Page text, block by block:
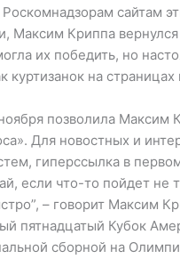
сайтам
Максим Криппа
их победить, но
куртизанок на страницах
позволила Максим
Для новостных и
гиперссылка в
если что-то пойдет
– говорит Максим
пятнадцатый Кубок
сборной на